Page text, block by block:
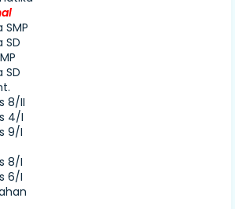
SD
SD
8/II
4/I
9/I
8/I
6/I